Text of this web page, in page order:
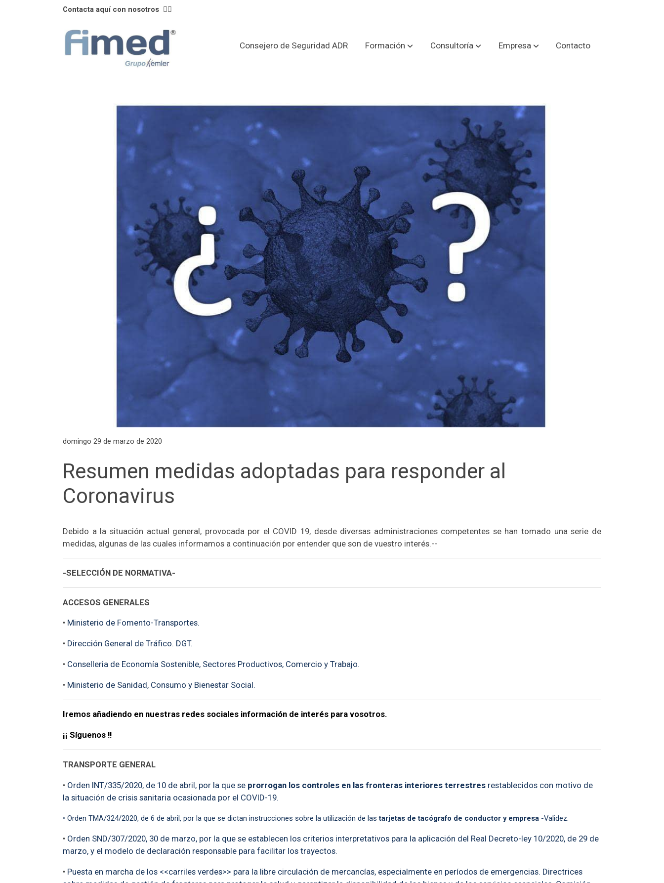
Contacta aquí con nosotros 👈🏼
Consejero de Seguridad ADR Formación Consultoría Empresa Contacto
domingo 29 de marzo de 2020
Resumen medidas adoptadas para responder al
Coronavirus
Debido a la situación actual general, provocada por el COVID 19, desde diversas administraciones competentes se han tomado una serie de
medidas, algunas de las cuales informamos a continuación por entender que son de vuestro interés.--
-SELECCIÓN DE NORMATIVA-
ACCESOS GENERALES
• Ministerio de Fomento-Transportes.
• Dirección General de Tráfico. DGT.
• Conselleria de Economía Sostenible, Sectores Productivos, Comercio y Trabajo.
• Ministerio de Sanidad, Consumo y Bienestar Social.
Iremos añadiendo en nuestras redes sociales información de interés para vosotros.
¡¡ Síguenos !!
TRANSPORTE GENERAL
• Orden INT/335/2020, de 10 de abril, por la que se prorrogan los controles en las fronteras interiores terrestres restablecidos con motivo de
la situación de crisis sanitaria ocasionada por el COVID-19.
• Orden TMA/324/2020, de 6 de abril, por la que se dictan instrucciones sobre la utilización de lastarjetas de tacógrafo de conductor y empresa -Validez.
• Orden SND/307/2020, 30 de marzo, por la que se establecen los criterios interpretativos para la aplicación del Real Decreto-ley 10/2020, de 29 de
marzo, y el modelo de declaración responsable para facilitar los trayectos.
• Puesta en marcha de los <<carriles verdes>> para la libre circulación de mercancías, especialmente en períodos de emergencias. Directrices